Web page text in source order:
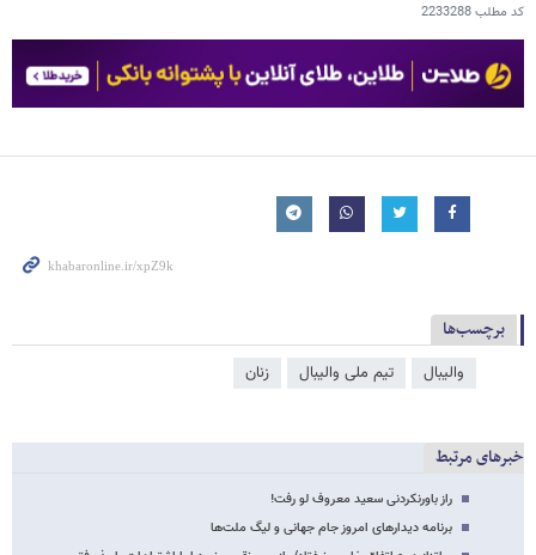
کد مطلب2233288
برچسب‌ها
والیبال تیم ملی والیبال زنان
خبرهای مرتبط
راز باورنکردنی سعید معروف لو رفت!
برنامه دیدارهای امروز جام جهانی و لیگ ملت‌ها